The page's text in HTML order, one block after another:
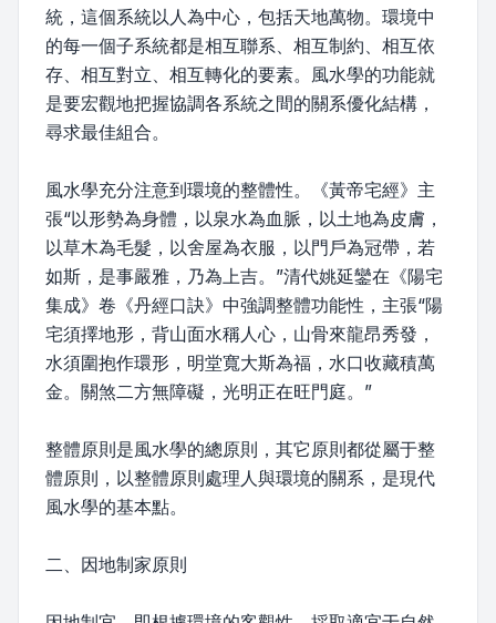
統，這個系統以人為中心，包括天地萬物。環境中
的每一個子系統都是相互聯系、相互制約、相互依
存、相互對立、相互轉化的要素。風水學的功能就
是要宏觀地把握協調各系統之間的關系優化結構，
尋求最佳組合。
風水學充分注意到環境的整體性。《黃帝宅經》主
張“以形勢為身體，以泉水為血脈，以土地為皮膚，
以草木為毛髮，以舍屋為衣服，以門戶為冠帶，若
如斯，是事嚴雅，乃為上吉。”清代姚延鑾在《陽宅
集成》卷《丹經口訣》中強調整體功能性，主張“陽
宅須擇地形，背山面水稱人心，山骨來龍昂秀發，
水須圍抱作環形，明堂寬大斯為福，水口收藏積萬
金。關煞二方無障礙，光明正在旺門庭。”
整體原則是風水學的總原則，其它原則都從屬于整
體原則，以整體原則處理人與環境的關系，是現代
風水學的基本點。
二、因地制家原則